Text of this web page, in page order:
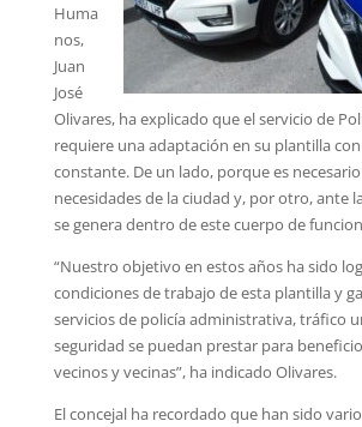
Huma
nos,
Juan
José
Olivares, ha explicado que el servicio de
requiere una adaptación en su plantilla
constante. De un lado, porque es
necesidades de la ciudad y, por otro, ante
se genera dentro de este cuerpo de
“Nuestro objetivo en estos años ha sido
condiciones de trabajo de esta plantilla y
servicios de policía administrativa, tráfico
seguridad se puedan prestar para
vecinos y vecinas”, ha indicado Olivares.
El concejal ha recordado que han sido